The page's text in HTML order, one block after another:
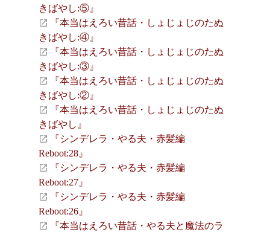
きばやし:⑤』
『本当はえろい昔話・しょじょじのたぬ
きばやし:④』
『本当はえろい昔話・しょじょじのたぬ
きばやし:③』
『本当はえろい昔話・しょじょじのたぬ
きばやし:②』
『本当はえろい昔話・しょじょじのたぬ
きばやし』
『シンデレラ・やる夫・赤髪編
Reboot:28』
『シンデレラ・やる夫・赤髪編
Reboot:27』
『シンデレラ・やる夫・赤髪編
Reboot:26』
『本当はえろい昔話・やる夫と魔法のラ